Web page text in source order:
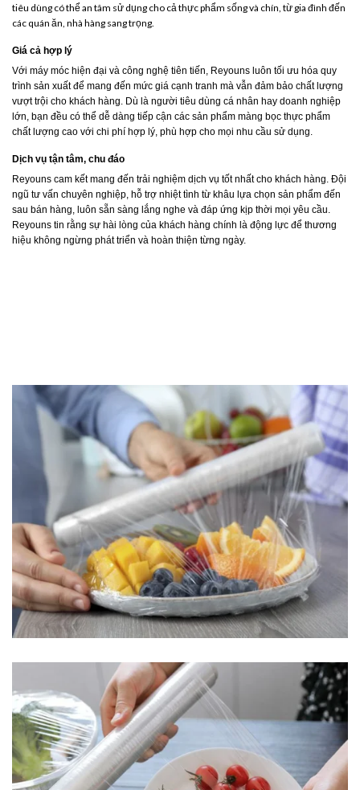
tiêu dùng có thể an tâm sử dụng cho cả thực phẩm sống và chín, từ gia đình đến
các quán ăn, nhà hàng sang trọng.
Giá cả hợp lý
Với máy móc hiện đại và công nghệ tiên tiến, Reyouns luôn tối ưu hóa quy
trình sản xuất để mang đến mức giá cạnh tranh mà vẫn đảm bảo chất lượng
vượt trội cho khách hàng. Dù là người tiêu dùng cá nhân hay doanh nghiệp
lớn, bạn đều có thể dễ dàng tiếp cận các sản phẩm màng bọc thực phẩm
chất lượng cao với chi phí hợp lý, phù hợp cho mọi nhu cầu sử dụng.
Dịch vụ tận tâm, chu đáo
Reyouns cam kết mang đến trải nghiệm dịch vụ tốt nhất cho khách hàng. Đội
ngũ tư vấn chuyên nghiệp, hỗ trợ nhiệt tình từ khâu lựa chọn sản phẩm đến
sau bán hàng, luôn sẵn sàng lắng nghe và đáp ứng kịp thời mọi yêu cầu.
Reyouns tin rằng sự hài lòng của khách hàng chính là động lực để thương
hiệu không ngừng phát triển và hoàn thiện từng ngày.